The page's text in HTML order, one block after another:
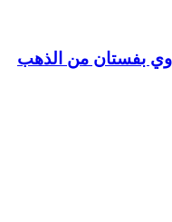
بفستان من الذهب